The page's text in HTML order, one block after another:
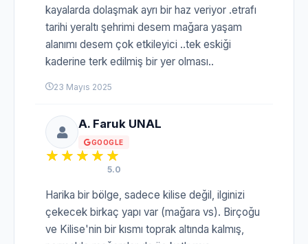
kayalarda dolaşmak ayrı bir haz veriyor .etrafı
tarihi yeraltı şehrimi desem mağara yaşam
alanımı desem çok etkileyici ..tek eskiği
kaderine terk edilmiş bir yer olması..
23 Mayıs 2025
A. Faruk UNAL
GOOGLE
5.0
Harika bir bölge, sadece kilise değil, ilginizi
çekecek birkaç yapı var (mağara vs). Birçoğu
ve Kilise'nin bir kısmı toprak altında kalmış,